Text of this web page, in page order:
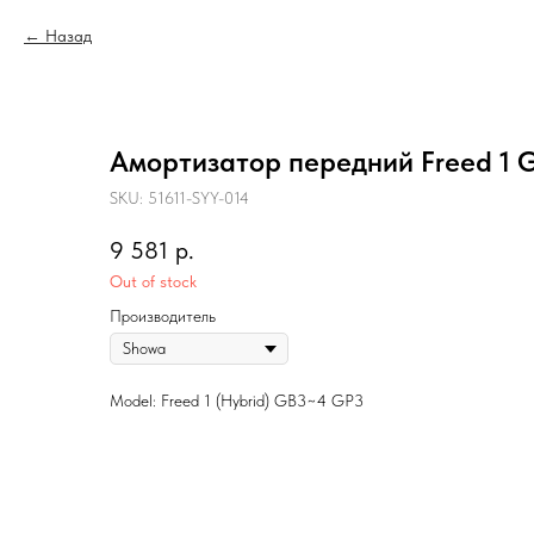
Назад
Амортизатор передний Freed 1
SKU: 51611-SYY-014
9 581 р.
Out of stock
Производитель
Model: Freed 1 (Hybrid) GB3~4 GP3